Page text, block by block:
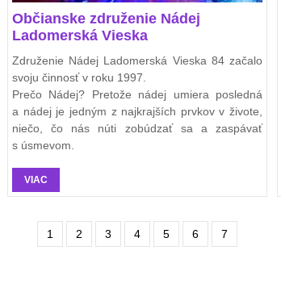
Občianske združenie Nádej
Ladomerská Vieska
Združenie Nádej Ladomerská Vieska 84 začalo
svoju činnosť v roku 1997.
Prečo Nádej? Pretože nádej umiera posledná
a nádej je jedným z najkrajších prvkov v živote,
niečo, čo nás núti zobúdzať sa a zaspávať
s úsmevom.
VIAC
1 2 3 4 5 6 7